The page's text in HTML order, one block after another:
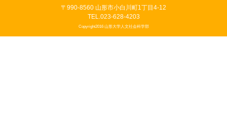
〒990-8560 山形市小白川町1丁目4-12
TEL.023-628-4203
Copyright2016 山形大学人文社会科学部